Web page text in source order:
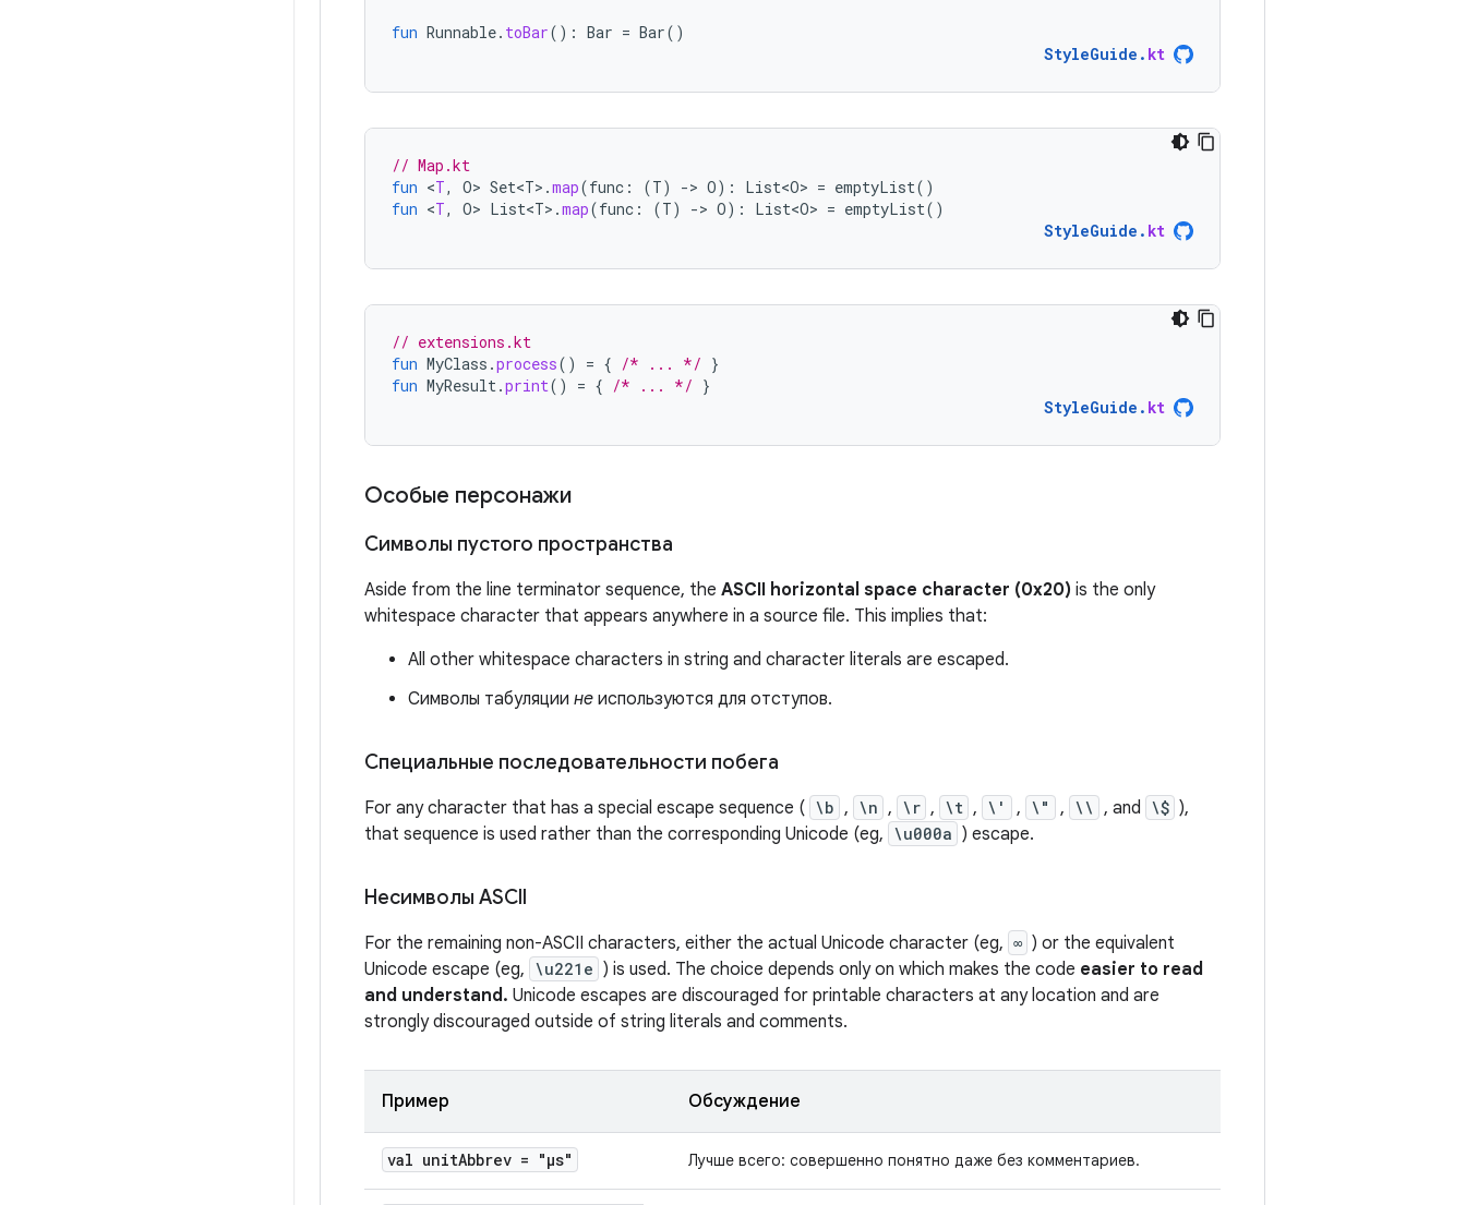
fun Runnable. toBar(): Bar = Bar()
StyleGuide . kt
// Map.kt
fun <T, O> Set<T> .map(func : (T) -> O): List<O> = emptyList()
fun <T, O> List<T> .map(func : (T) -> O): List<O> = emptyList()
StyleGuide . kt
// extensions.kt
fun MyClass .process() = { /* ... */ }
fun MyResult.print() = { /* ... */ }
StyleGuide . kt
Особые персонажи
Символы пустого пространства
Aside from the line terminator sequence, the ASCII horizontal space character (0x20) is the only
whitespace character that appears anywhere in a source file. This implies that:
All other whitespace characters in string and character literals are escaped.
Символы табуляции не используются для отступов.
Специальные последовательности побега
For any character that has a special escape sequence ( \b , \n , \r , \t , \' , \" , \\ , and \$ ),
that sequence is used rather than the corresponding Unicode (eg, \u000a ) escape.
Несимволы ASCII
For the remaining non-ASCII characters, either the actual Unicode character (eg, ∞ ) or the equivalent
Unicode escape (eg, \u221e ) is used. The choice depends only on which makes the code easier to read
and understand. Unicode escapes are discouraged for printable characters at any location and are
strongly discouraged outside of string literals and comments.
Пример Обсуждение
val unitAbbrev = "μs" Лучше всего: совершенно понятно даже без комментариев.